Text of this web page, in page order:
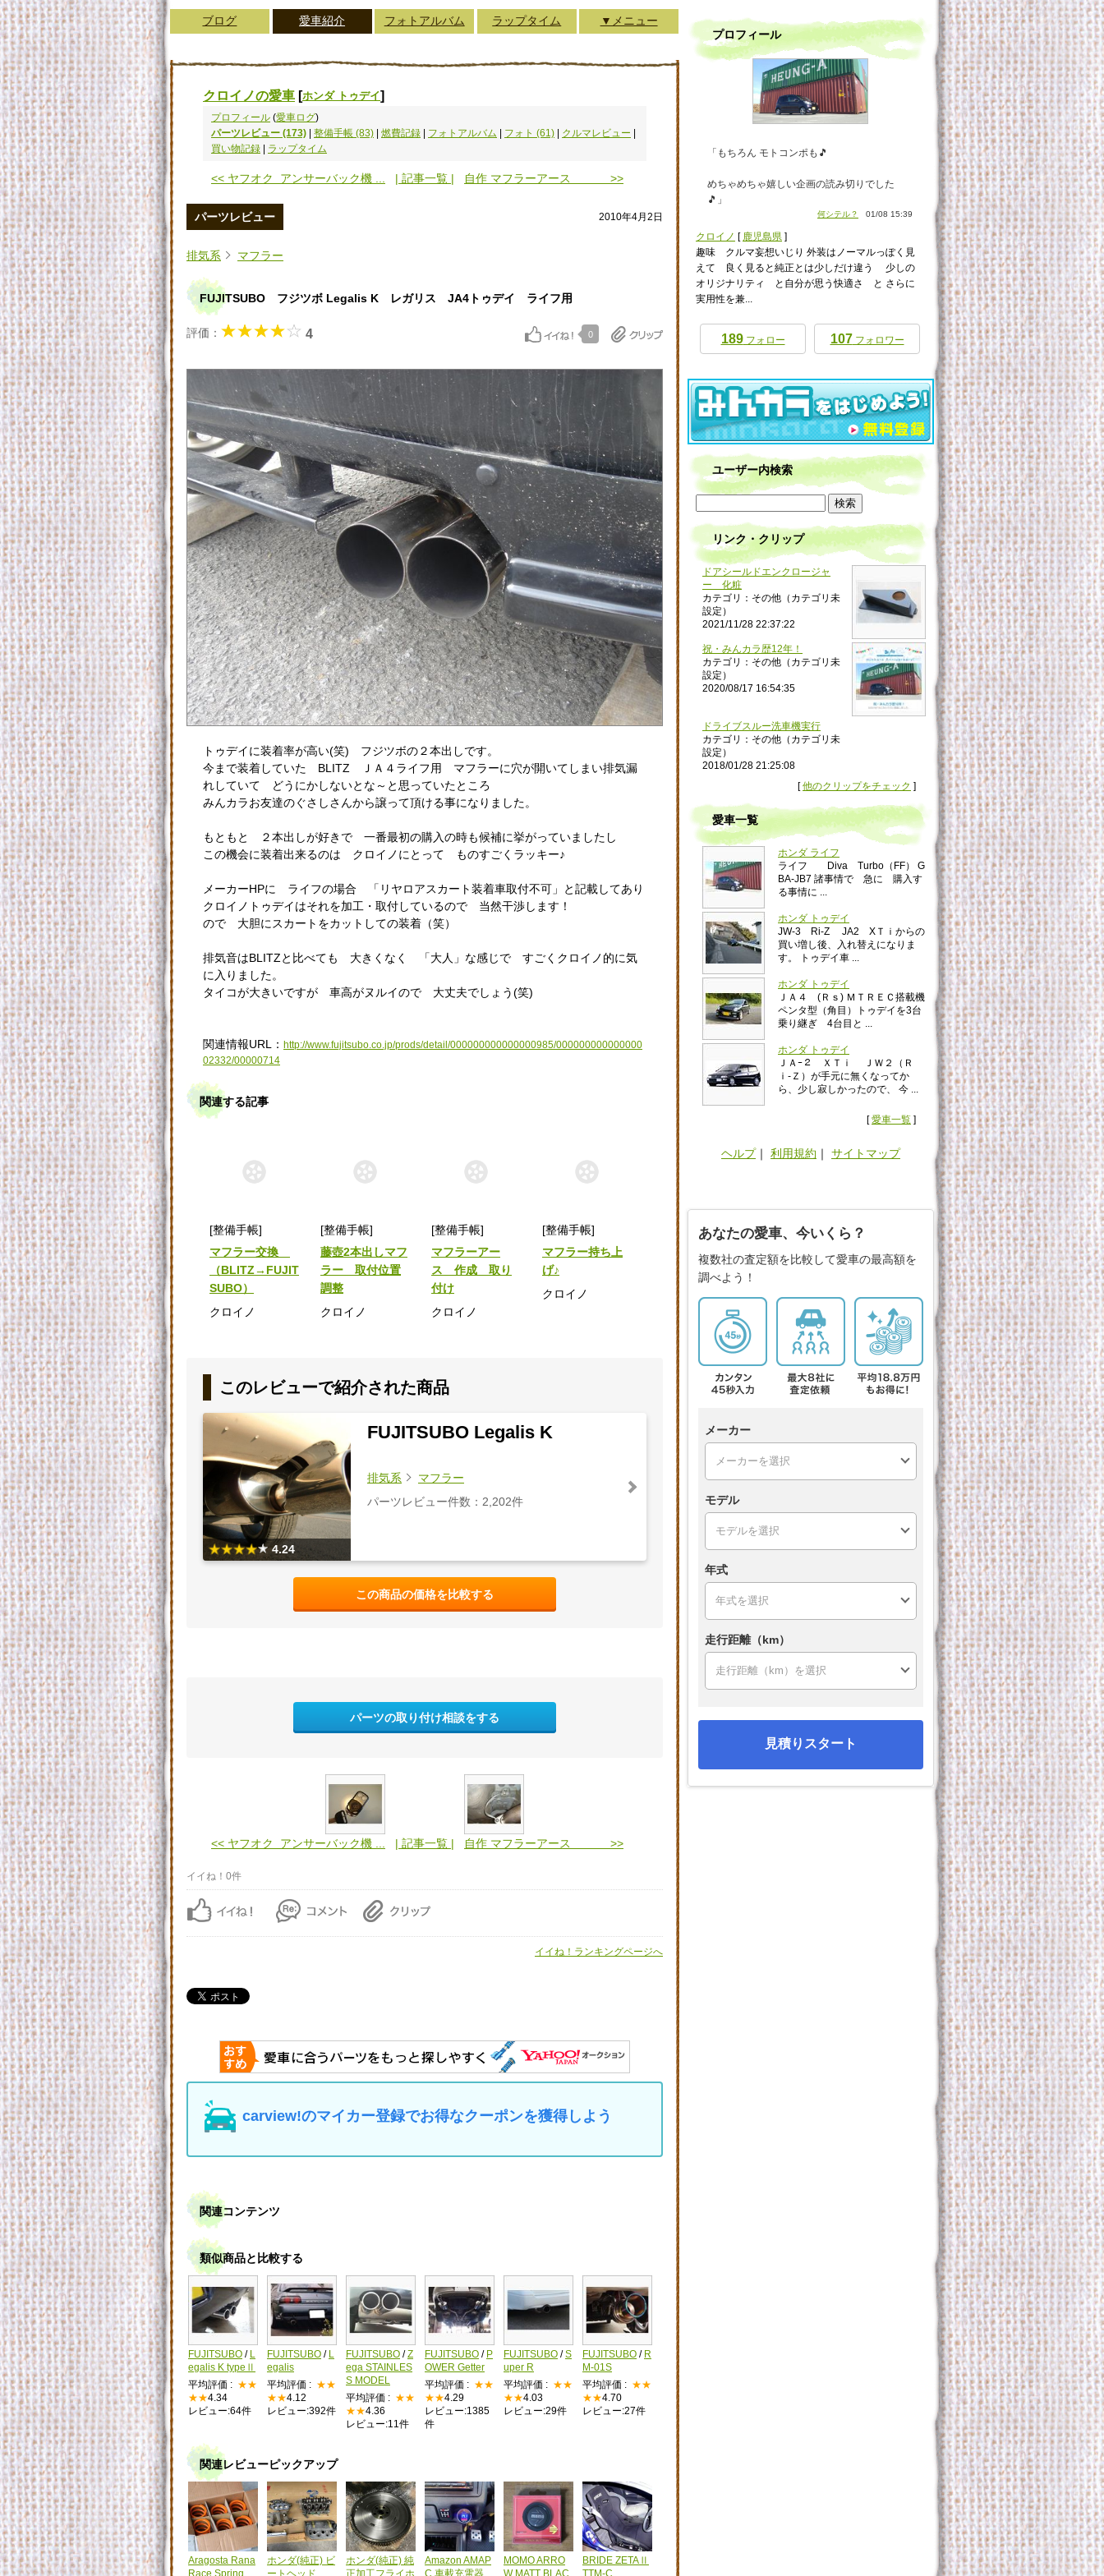
ブログ 愛車紹介 フォトアルバム ラップタイム ▼メニュー
クロイノの愛車 [ホンダ トゥデイ]
プロフィール (愛車ログ)
パーツレビュー (173)
整備手帳 (83) 燃費記録 フォトアルバム フォト (61) クルマレビュー
買い物記録
ラップタイム
<< ヤフオク アンサーバック機 ... | 記事一覧 | 自作 マフラーアース >>
パーツレビュー 2010年4月2日
排気系 マフラー
FUJITSUBO フジツボ Legalis K レガリス JA4トゥデイ ライフ用
評価： 4 0
トゥデイに装着率が高い(笑) フジツボの２本出しです。
今まで装着していた BLITZ ＪＡ４ライフ用 マフラーに穴が開いてしまい排気漏
れしていて どうにかしないとな～と思っていたところ
みんカラお友達のぐさしさんから譲って頂ける事になりました。
もともと ２本出しが好きで 一番最初の購入の時も候補に挙がっていましたし
この機会に装着出来るのは クロイノにとって ものすごくラッキー♪
メーカーHPに ライフの場合 「リヤロアスカート装着車取付不可」と記載してあり
クロイノトゥデイはそれを加工・取付しているので 当然干渉します！
ので 大胆にスカートをカットしての装着（笑）
排気音はBLITZと比べても 大きくなく 「大人」な感じで すごくクロイノ的に気
に入りました。
タイコが大きいですが 車高がヌルイので 大丈夫でしょう(笑)
関連情報URL： http://www.fujitsubo.co.jp/prods/detail/000000000000000985/000000000000000
02332/00000714
関連する記事
[整備手帳]
マフラー交換
（BLITZ→FUJIT
SUBO）
クロイノ
[整備手帳]
藤壺2本出しマフ
ラー 取付位置
調整
クロイノ
[整備手帳]
マフラーアー
ス 作成 取り
付け
クロイノ
[整備手帳]
マフラー持ち上
げ♪
クロイノ
このレビューで紹介された商品
4.24
FUJITSUBO Legalis K
排気系
マフラー
パーツレビュー件数：2,202件
この商品の価格を比較する
パーツの取り付け相談をする
<< ヤフオク アンサーバック機 ... | 記事一覧 | 自作 マフラーアース >>
イイね！0件
イイね！ランキングページへ
carview!のマイカー登録でお得なクーポンを獲得しよう
関連コンテンツ
類似商品と比較する
FUJITSUBO / L
egalis K typeⅡ
平均評価 : ★★
★★4.34
レビュー:64件
FUJITSUBO / L
egalis
平均評価 : ★★
★★4.12
レビュー:392件
FUJITSUBO /Z
ega STAINLES
S MODEL
平均評価 : ★★
★★4.36
レビュー:11件
FUJITSUBO / P
OWER Getter
平均評価 : ★★
★★4.29
レビュー:1385
件
FUJITSUBO /S
uper R
平均評価 : ★★
★★4.03
レビュー:29件
FUJITSUBO / R
M-01S
平均評価 : ★★
★★4.70
レビュー:27件
関連レビューピックアップ
Aragosta Rana
Race Spring
ホンダ(純正) ビ
ートヘッド
ホンダ(純正) 純
正加工フライホ
Amazon AMAP
C 車載充電器
MOMO ARRO
W MATT BLAC
BRIDE ZETAⅡ
TTM-C
プロフィール
「もちろん モトコンポも🎵
めちゃめちゃ嬉しい企画の読み切りでした
🎵」
何シテル？ 01/08 15:39
クロイノ [ 鹿児島県 ]
趣味 クルマ妄想いじり 外装はノーマルっぽく見
えて 良く見ると純正とは少しだけ違う 少しの
オリジナリティ と自分が思う快適さ と さらに
実用性を兼...
189フォロー 107 フォロワー
ユーザー内検索
リンク・クリップ
ドアシールドエンクロージャ
ー 化粧
カテゴリ：その他（カテゴリ未
設定）
2021/11/28 22:37:22
祝・みんカラ歴12年！
カテゴリ：その他（カテゴリ未
設定）
2020/08/17 16:54:35
ドライブスルー洗車機実行
カテゴリ：その他（カテゴリ未
設定）
2018/01/28 21:25:08
[他のクリップをチェック ]
愛車一覧
ホンダ ライフ
ライフ Diva Turbo（FF） G
BA-JB7 諸事情で 急に 購入す
る事情に ...
ホンダ トゥデイ
JW‐3 Ri‐Z JA2 XＴｉからの
買い増し後、入れ替えになりま
す。 トゥデイ車 ...
ホンダ トゥデイ
ＪＡ４ (Ｒｓ) ＭＴＲＥＣ搭載機
ペンタ型（角目）トゥデイを3台
乗り継ぎ 4台目と ...
ホンダ トゥデイ
ＪＡｰ２ ＸＴｉ ＪＷ２（Ｒ
ｉ-Ｚ）が手元に無くなってか
ら、少し寂しかったので、 今 ...
[愛車一覧 ]
ヘルプ｜ 利用規約 ｜ サイトマップ
あなたの愛車、今いくら？
複数社の査定額を比較して愛車の最高額を
調べよう！
メーカー
モデル
年式
走行距離（km）
見積りスタート